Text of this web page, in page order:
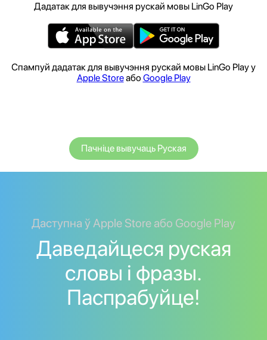
Дадатак для вывучэння рускай мовы LinGo Play
Спампуй дадатак для вывучэння рускай мовы LinGo Play у
Apple Storeабо Google Play
Пачніце вывучаць Руская
Даступна ў Apple Store або Google Play
Даведайцеся руская
словы і фразы.
Паспрабуйце!